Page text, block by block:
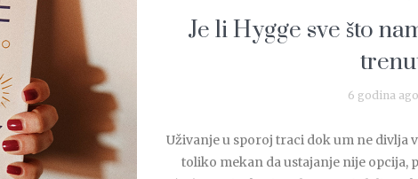
Je li Hygge sve što
6 godina
Uživanje u sporoj traci dok um ne divlja
toliko mekan da ustajanje nije